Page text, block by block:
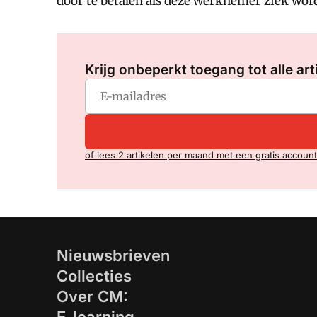
Krijg onbeperkt toegang tot alle
of lees 2 artikelen per maand met een gratis account
Nieuwsbrieven
Collecties
Over CM: